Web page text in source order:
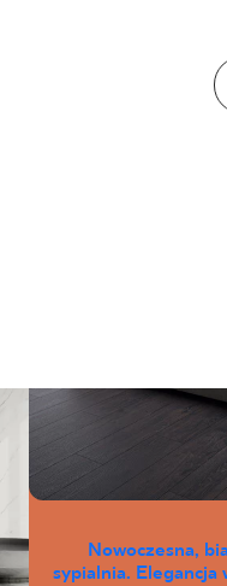
Nowoczesna,
sypialnia. Elegancja